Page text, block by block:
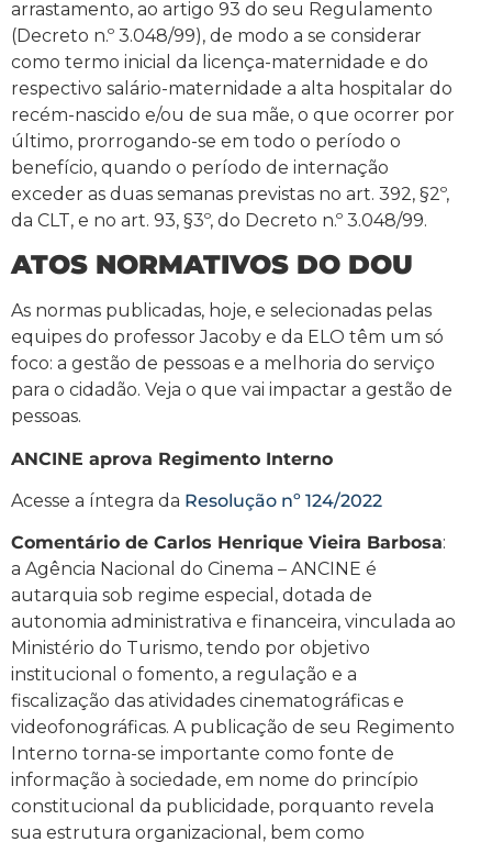
arrastamento, ao artigo 93 do seu Regulamento
(Decreto n.º 3.048/99), de modo a se considerar
como termo inicial da licença-maternidade e do
respectivo salário-maternidade a alta hospitalar do
recém-nascido e/ou de sua mãe, o que ocorrer por
último, prorrogando-se em todo o período o
benefício, quando o período de internação
exceder as duas semanas previstas no art. 392, §2º,
da CLT, e no art. 93, §3º, do Decreto n.º 3.048/99.
ATOS NORMATIVOS DO DOU
As normas publicadas, hoje, e selecionadas pelas
equipes do professor Jacoby e da ELO têm um só
foco: a gestão de pessoas e a melhoria do serviço
para o cidadão. Veja o que vai impactar a gestão de
pessoas.
ANCINE aprova Regimento Interno
Acesse a íntegra da Resolução nº 124/2022
Comentário de Carlos Henrique Vieira Barbosa:
a Agência Nacional do Cinema – ANCINE é
autarquia sob regime especial, dotada de
autonomia administrativa e financeira, vinculada ao
Ministério do Turismo, tendo por objetivo
institucional o fomento, a regulação e a
fiscalização das atividades cinematográficas e
videofonográficas. A publicação de seu Regimento
Interno torna-se importante como fonte de
informação à sociedade, em nome do princípio
constitucional da publicidade, porquanto revela
sua estrutura organizacional, bem como